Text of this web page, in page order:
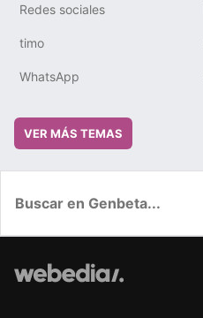
Redes sociales
timo
WhatsApp
VER MÁS TEMAS